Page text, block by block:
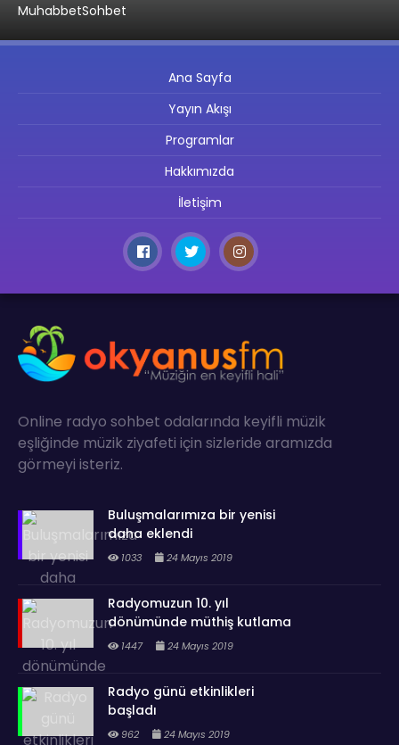
MuhabbetSohbet
Ana Sayfa
Yayın Akışı
Programlar
Hakkımızda
İletişim
Online radyo sohbet odalarında keyifli müzik
eşliğinde müzik ziyafeti için sizleride aramızda
görmeyi isteriz.
Buluşmalarımıza bir yenisi
daha eklendi
1033 24 Mayıs 2019
Radyomuzun 10. yıl
dönümünde müthiş kutlama
1447 24 Mayıs 2019
Radyo günü etkinlikleri
başladı
962 24 Mayıs 2019